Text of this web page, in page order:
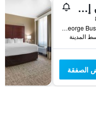
هوليداي إن إكسبرس آند سويتس بلانو إيست - ريتشاردسونا باي آيتش جي
2001 East President George Bush Highway, بلانو, TX, الولايات المتحدة الأميريكية
الصفقة